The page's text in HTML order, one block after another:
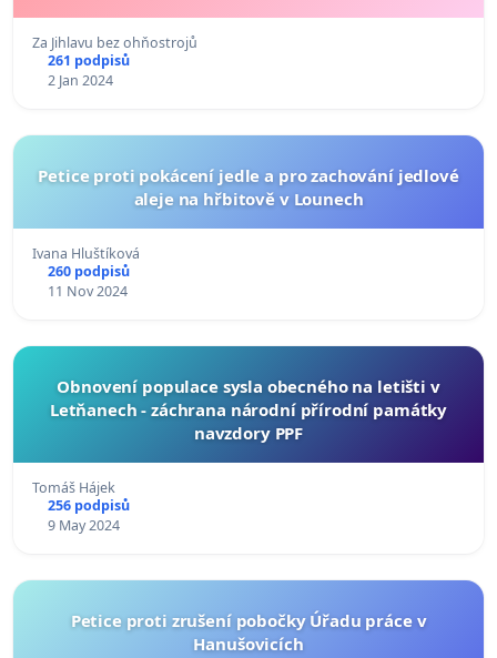
Za Jihlavu bez ohňostrojů
261 podpisů
2 Jan 2024
Petice proti pokácení jedle a pro zachování jedlové
aleje na hřbitově v Lounech
Ivana Hluštíková
260 podpisů
11 Nov 2024
Obnovení populace sysla obecného na letišti v
Letňanech - záchrana národní přírodní památky
navzdory PPF
Tomáš Hájek
256 podpisů
9 May 2024
Petice proti zrušení pobočky Úřadu práce v
Hanušovicích